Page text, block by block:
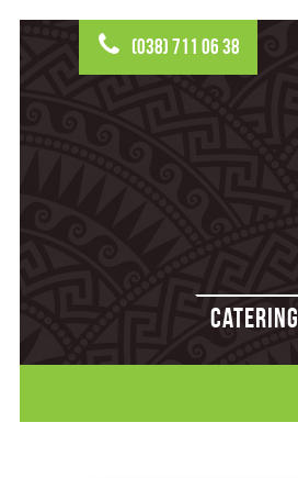
(038) 711 06 38
Catering